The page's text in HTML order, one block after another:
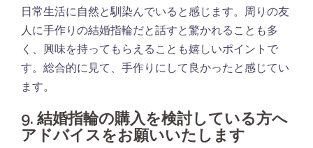
日常生活に自然と馴染んでいると感じます。周りの友
人に手作りの結婚指輪だと話すと驚かれることも多
く、興味を持ってもらえることも嬉しいポイントで
す。総合的に見て、手作りにして良かったと感じてい
ます。
9. 結婚指輪の購入を検討している方へ
アドバイスをお願いいたします